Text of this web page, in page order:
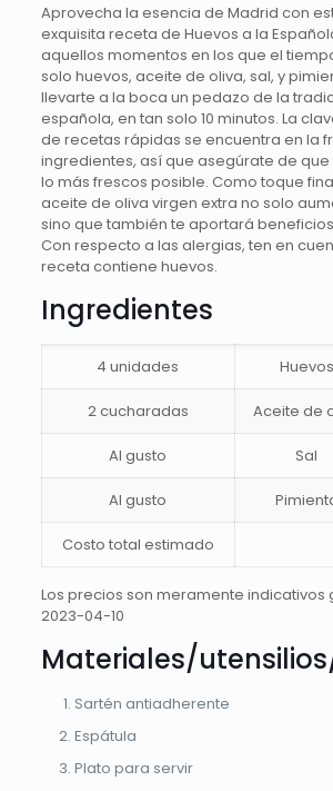
Aprovecha la esencia de Madrid con
exquisita receta de Huevos a la
aquellos momentos en los que el
solo huevos, aceite de oliva, sal, y
llevarte a la boca un pedazo de la
española, en tan solo 10 minutos. La
de recetas rápidas se encuentra en la
ingredientes, así que asegúrate de que
lo más frescos posible. Como toque
aceite de oliva virgen extra no solo
sino que también te aportará
Con respecto a las alergias, ten en
receta contiene huevos.
Ingredientes
4 unidades Huevos
2 cucharadas Aceite de
Al gusto Sal
Al gusto
Costo total estimado
Los precios son meramente indicativos
2023-04-10
Materiales/
Sartén antiadherente
Espátula
Plato para servir